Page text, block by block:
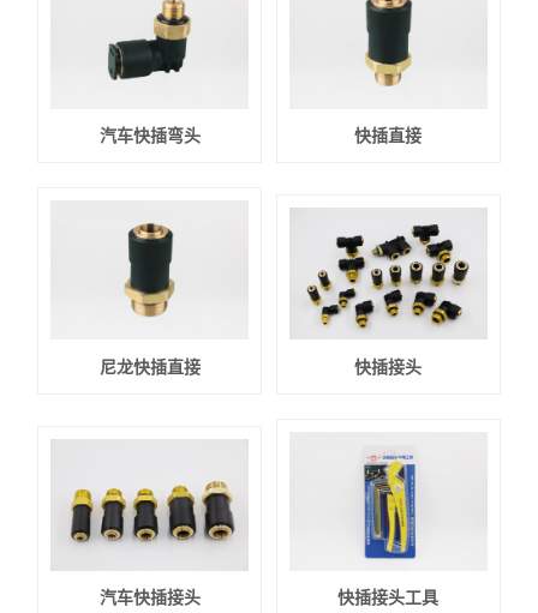
汽车快插弯头 快插直接
尼龙快插直接 快插接头
汽车快插接头 快插接头工具